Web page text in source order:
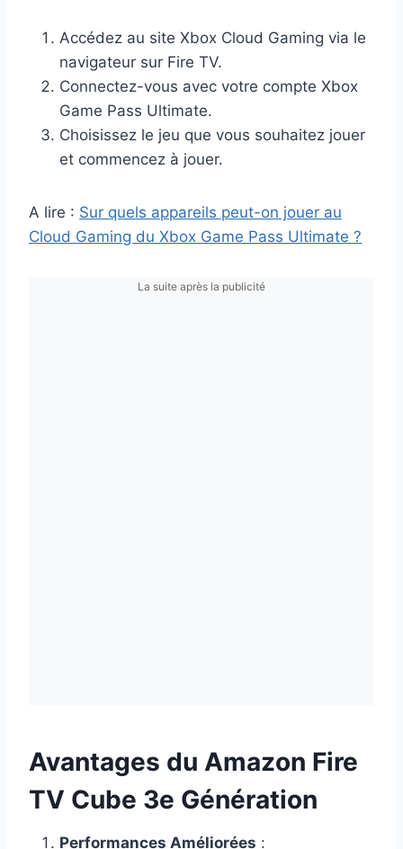
Accédez au site Xbox Cloud Gaming via le
navigateur sur Fire TV.
Connectez-vous avec votre compte Xbox
Game Pass Ultimate.
Choisissez le jeu que vous souhaitez jouer
et commencez à jouer.
A lire : Sur quels appareils peut-on jouer au
Cloud Gaming du Xbox Game Pass Ultimate ?
La suite après la publicité
Avantages du Amazon Fire
TV Cube 3e Génération
Performances Améliorées :